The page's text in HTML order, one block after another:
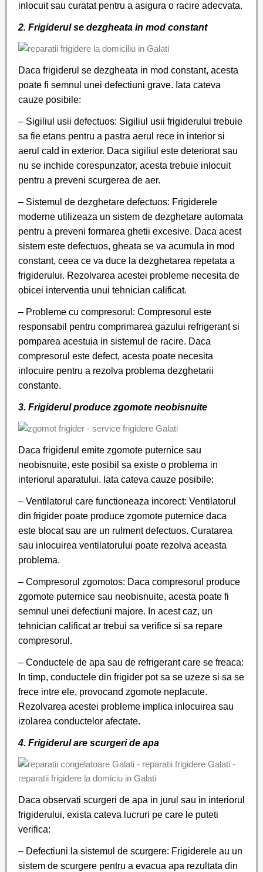
inlocuit sau curatat pentru a asigura o racire adecvata.
2. Frigiderul se dezgheata in mod constant
Daca frigiderul se dezgheata in mod constant, acesta
poate fi semnul unei defectiuni grave. Iata cateva
cauze posibile:
– Sigiliul usii defectuos: Sigiliul usii frigiderului trebuie
sa fie etans pentru a pastra aerul rece in interior si
aerul cald in exterior. Daca sigiliul este deteriorat sau
nu se inchide corespunzator, acesta trebuie inlocuit
pentru a preveni scurgerea de aer.
– Sistemul de dezghetare defectuos: Frigiderele
moderne utilizeaza un sistem de dezghetare automata
pentru a preveni formarea ghetii excesive. Daca acest
sistem este defectuos, gheata se va acumula in mod
constant, ceea ce va duce la dezghetarea repetata a
frigiderului. Rezolvarea acestei probleme necesita de
obicei interventia unui tehnician calificat.
– Probleme cu compresorul: Compresorul este
responsabil pentru comprimarea gazului refrigerant si
pomparea acestuia in sistemul de racire. Daca
compresorul este defect, acesta poate necesita
inlocuire pentru a rezolva problema dezghetarii
constante.
3. Frigiderul produce zgomote neobisnuite
Daca frigiderul emite zgomote puternice sau
neobisnuite, este posibil sa existe o problema in
interiorul aparatului. Iata cateva cauze posibile:
– Ventilatorul care functioneaza incorect: Ventilatorul
din frigider poate produce zgomote puternice daca
este blocat sau are un rulment defectuos. Curatarea
sau inlocuirea ventilatorului poate rezolva aceasta
problema.
– Compresorul zgomotos: Daca compresorul produce
zgomote puternice sau neobisnuite, acesta poate fi
semnul unei defectiuni majore. In acest caz, un
tehnician calificat ar trebui sa verifice si sa repare
compresorul.
– Conductele de apa sau de refrigerant care se freaca:
In timp, conductele din frigider pot sa se uzeze si sa se
frece intre ele, provocand zgomote neplacute.
Rezolvarea acestei probleme implica inlocuirea sau
izolarea conductelor afectate.
4. Frigiderul are scurgeri de apa
Daca observati scurgeri de apa in jurul sau in interiorul
frigiderului, exista cateva lucruri pe care le puteti
verifica:
– Defectiuni la sistemul de scurgere: Frigiderele au un
sistem de scurgere pentru a evacua apa rezultata din